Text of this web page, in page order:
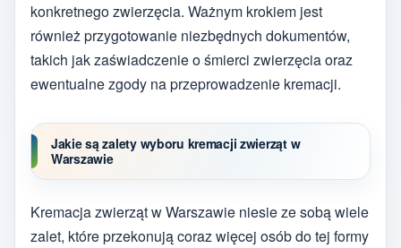
konkretnego zwierzęcia. Ważnym krokiem jest
również przygotowanie niezbędnych dokumentów,
takich jak zaświadczenie o śmierci zwierzęcia oraz
ewentualne zgody na przeprowadzenie kremacji.
Jakie są zalety wyboru kremacji zwierząt w
Warszawie
Kremacja zwierząt w Warszawie niesie ze sobą wiele
zalet, które przekonują coraz więcej osób do tej formy